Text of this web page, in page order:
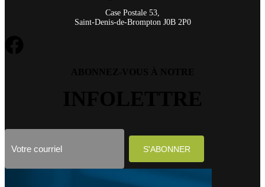
Case Postale 53,
Saint-Denis-de-Brompton J0B 2P0